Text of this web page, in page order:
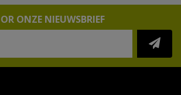
ONZE NIEUWSBRIEF